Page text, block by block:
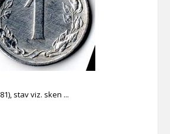
stav viz. sken